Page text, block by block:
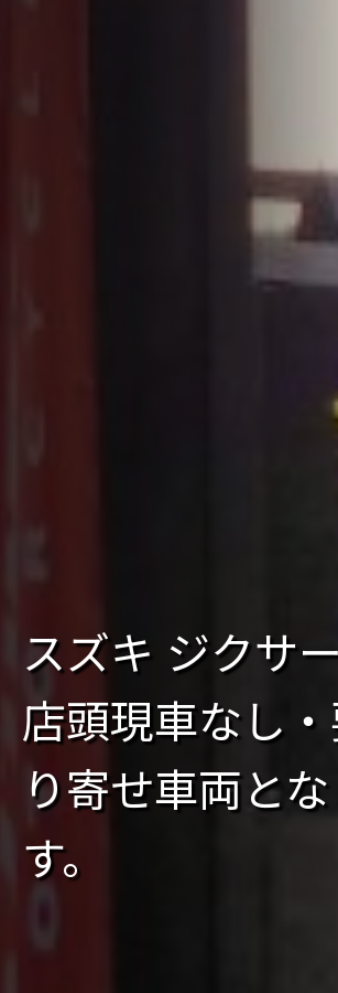
スズキ ジクサ
店頭現車なし
り寄せ車両と
す。